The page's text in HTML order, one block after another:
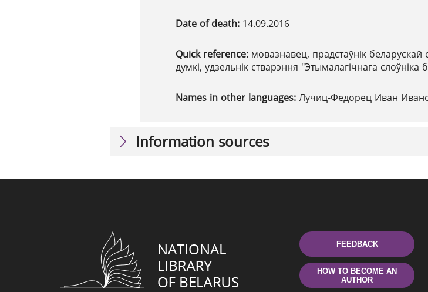
Date of death: 14.09.2016
Quick reference: мовазнавец, прадстаўнік беларускай
думкі, удзельнік стварэння "Этымалагічнага
Names in other languages: Лучиц-Федорец Иван
Information sources
FEEDBACK
HOW TO BECOME AN
AUTHOR